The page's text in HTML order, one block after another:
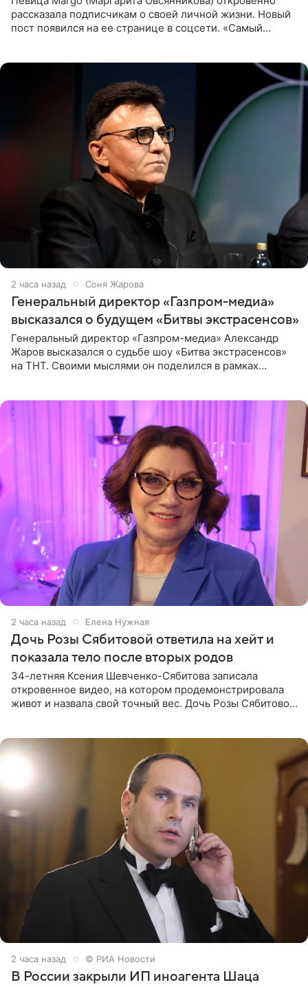
рассказала подписчикам о своей личной жизни. Новый
пост появился на ее странице в соцсети. «Самый
2 часа назад Соня Жарова
Генеральный директор «Газпром-медиа»
высказался о будущем «Битвы экстрасенсов»
Генеральный директор «Газпром-медиа» Александр
Жаров высказался о судьбе шоу «Битва экстрасенсов»
на ТНТ. Своими мыслями он поделился в рамках
2 часа назад Елена Нужная
Дочь Розы Сябитовой ответила на хейт и
показала тело после вторых родов
34-летняя Ксения Шевченко-Сябитова записала
откровенное видео, на котором продемонстрировала
живот и назвала свой точный вес. Дочь Розы Сябитовой
2 часа назад © РИА Новости
В России закрыли ИП иноагента Шаца